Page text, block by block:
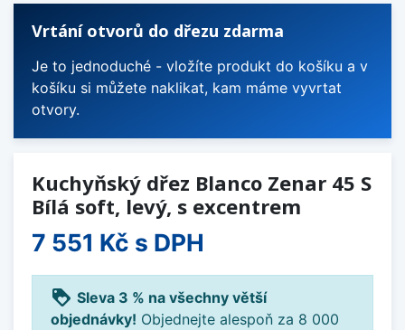
Vrtání otvorů do dřezu zdarma
Je to jednoduché - vložíte produkt do košíku a v
košíku si můžete naklikat, kam máme vyvrtat
otvory.
Kuchyňský dřez Blanco Zenar 45 S
Bílá soft, levý, s excentrem
7 551 Kč s DPH
loyalty Sleva 3 % na všechny větší
objednávky! Objednejte alespoň za 8 000